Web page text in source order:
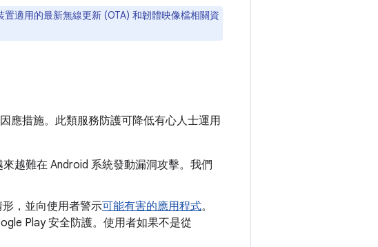
置適用的最新無線更新 (OTA) 和韌體映像檔相關資
應措施。此類服務防護可降低有心人士運用
越難在 Android 系統發動漏洞攻擊。我們
，並向使用者警示可能有害的應用程式。
Play 安全防護。使用者如果不是從